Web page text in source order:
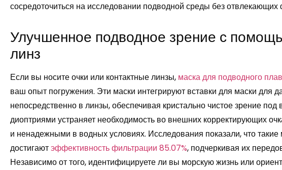
сосредоточиться на исследовании подводной среды без отвлекающих
Улучшенное подводное зрение с
линз
Если вы носите очки или контактные линзы, маска для подводного
ваш опыт погружения. Эти маски интегрируют вставки для маски для
непосредственно в линзы, обеспечивая кристально чистое зрение
диоптриями устраняет необходимость во внешних корректирующих
и ненадежными в водных условиях. Исследования показали, что
достигаютэффективность фильтрации 85.07%, подчеркивая их
Независимо от того, идентифицируете ли вы морскую жизнь или